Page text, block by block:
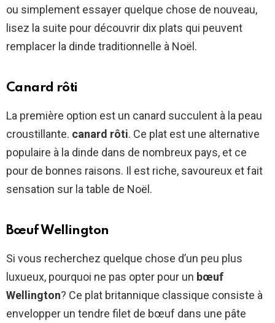
ou simplement essayer quelque chose de nouveau,
lisez la suite pour découvrir dix plats qui peuvent
remplacer la dinde traditionnelle à Noël.
Canard rôti
La première option est un canard succulent à la peau
croustillante. canard rôti. Ce plat est une alternative
populaire à la dinde dans de nombreux pays, et ce
pour de bonnes raisons. Il est riche, savoureux et fait
sensation sur la table de Noël.
Bœuf Wellington
Si vous recherchez quelque chose d’un peu plus
luxueux, pourquoi ne pas opter pour un bœuf
Wellington? Ce plat britannique classique consiste à
envelopper un tendre filet de bœuf dans une pâte